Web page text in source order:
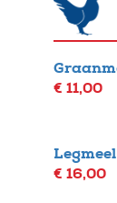
€ 11,00
€ 16,00